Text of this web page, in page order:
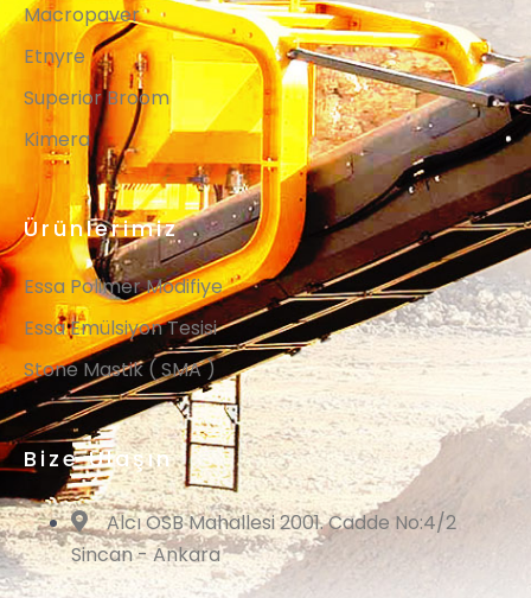
Macropaver
Etnyre
Superior Broom
Kimera
Ürünlerimiz
Essa Polimer Modifiye
Essa Emülsiyon Tesisi
Stone Mastik ( SMA )
Bize Ulaşın
Alcı OSB Mahallesi 2001. Cadde No:4/2
Sincan - Ankara